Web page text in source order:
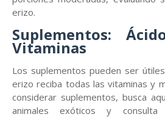
erizo.
Suplementos:
Vitaminas
Los suplementos pueden ser
erizo reciba todas las vitaminas y
considerar suplementos, busca
animales exóticos y